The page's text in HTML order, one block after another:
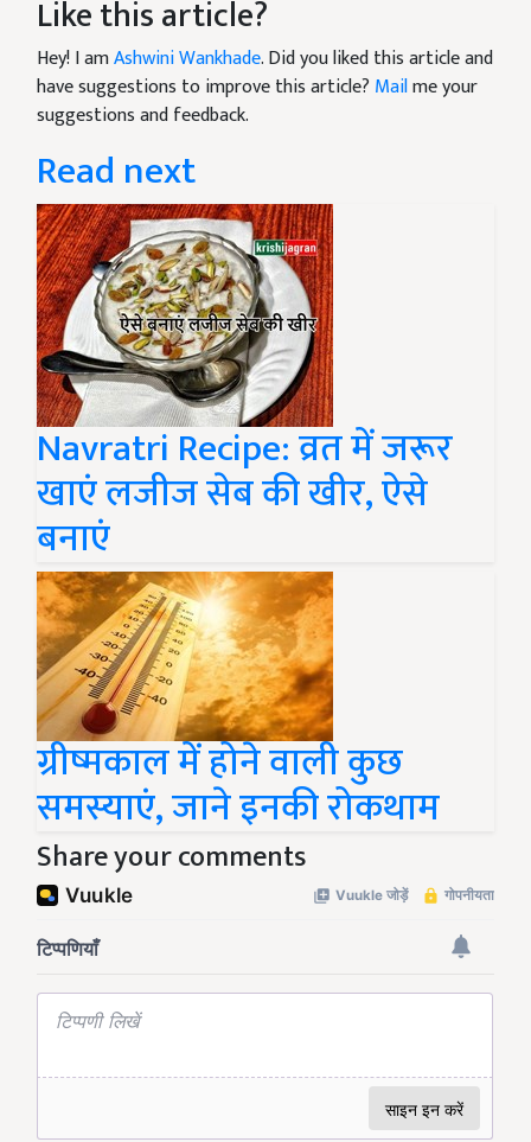
Like this article?
Hey! I amAshwini Wankhade. Did you liked this article and
have suggestions to improve this article? Mailme your
suggestions and feedback.
Read next
Navratri Recipe: व्रत में जरूर
खाएं लजीज सेब की खीर, ऐसे
बनाएं
ग्रीष्मकाल में होने वाली कुछ
समस्याएं, जाने इनकी रोकथाम
Share your comments